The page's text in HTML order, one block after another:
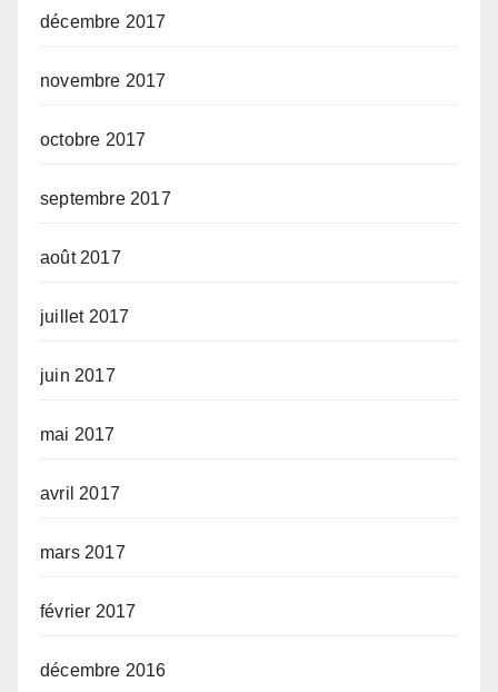
décembre 2017
novembre 2017
octobre 2017
septembre 2017
août 2017
juillet 2017
juin 2017
mai 2017
avril 2017
mars 2017
février 2017
décembre 2016